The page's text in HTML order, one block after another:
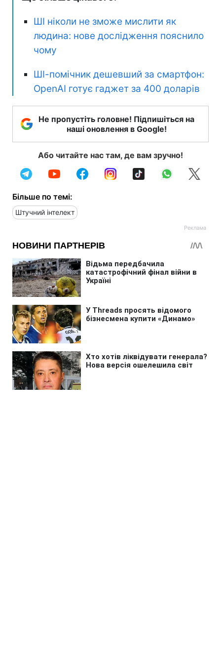
ШІ ніколи не зможе мислити як
людина: нове дослідження пояснило
чому
ШІ-помічник дешевший за смартфон:
OpenAI готує гаджет за 400 доларів
Не пропустіть головне! Підпишіться на
наші оновлення в Google!
Або читайте нас там, де вам зручно!
Більше по темі:
Штучний інтелект